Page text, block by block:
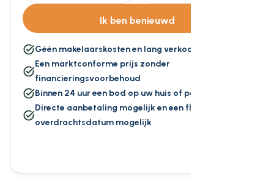
Géén makelaarskosten en lang verkoopproces
Een marktconforme prijs zonder
financieringsvoorbehoud
Binnen 24 uur een bod op uw huis of pand
Directe aanbetaling mogelijk en een flexibele
overdrachtsdatum mogelijk